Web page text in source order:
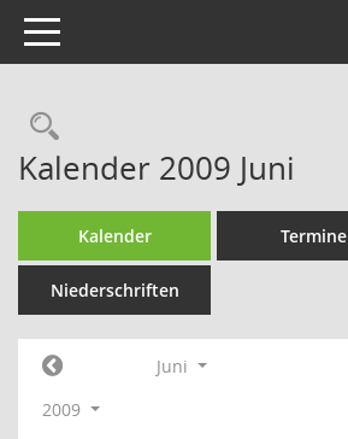
Toggle navigation
Rechercheauswahl
Kalender 2009 Juni
Kalender Termine
Niederschriften
Juni
2009